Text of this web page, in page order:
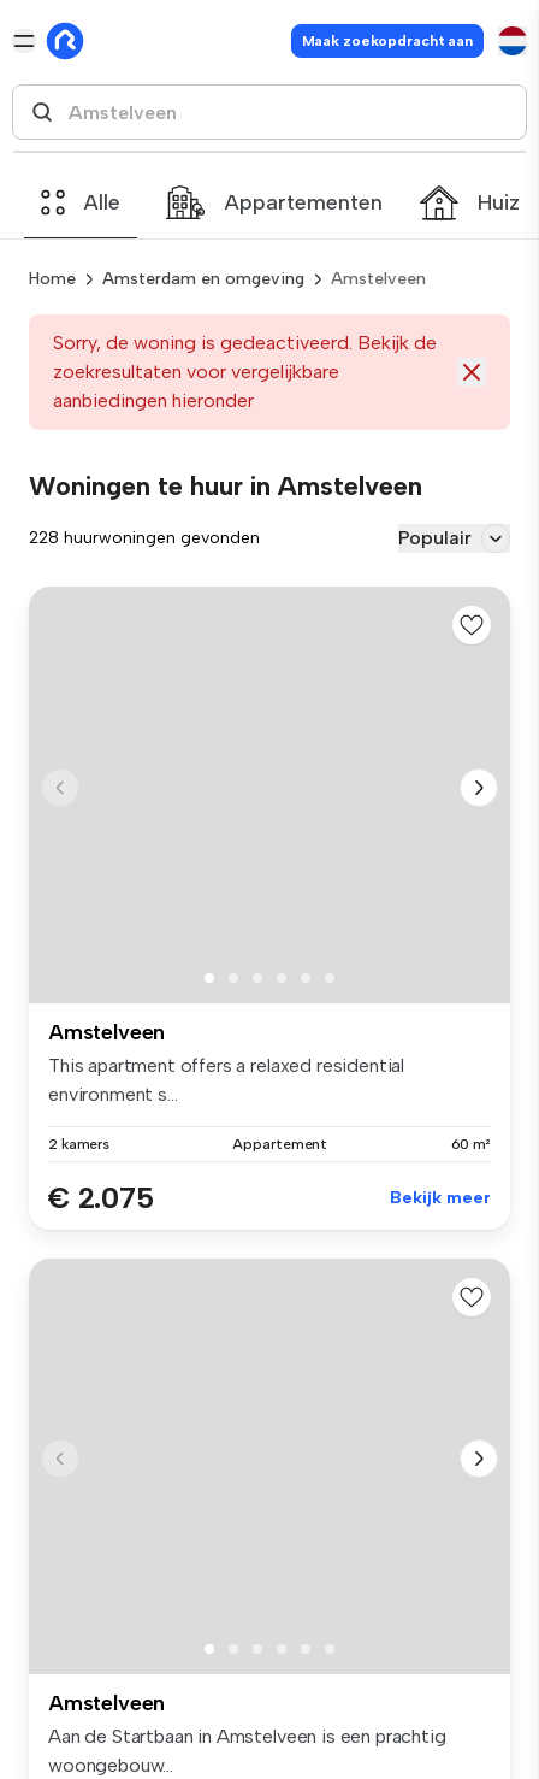
Maak zoekopdracht aan
Alle Appartementen
Home Amsterdam en omgeving Amstelveen
Sorry, de woning is gedeactiveerd. Bekijk de
zoekresultaten voor vergelijkbare
aanbiedingen hieronder
Woningen te huur in Amstelveen
228 huurwoningen gevonden Populair
Amstelveen
This apartment offers a relaxed residential
environment s...
2 kamers Appartement 60 m²
€ 2.075 Bekijk meer
Amstelveen
Aan de Startbaan in Amstelveen is een prachtig
woongebouw...